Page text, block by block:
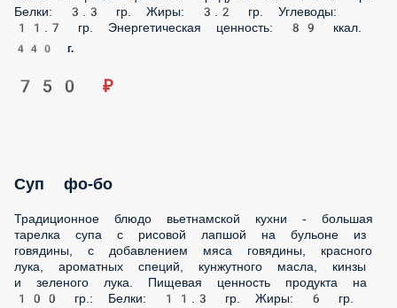
440 г.
750 ₽
Традиционное блюдо вьетнамской кухни - большая
тарелка супа с рисовой лапшой на бульоне из говядины, с
добавлением мяса говядины, красного лука, ароматных
специй, кунжутного масла, кинзы и зеленого лука.
Пищевая ценность продукта на 100 гр.: Белки: 11.3 гр.
Жиры: 6 гр. Углеводы: 7.3 гр. Энергетическая ценность:
128.3 ккал.
612 г.